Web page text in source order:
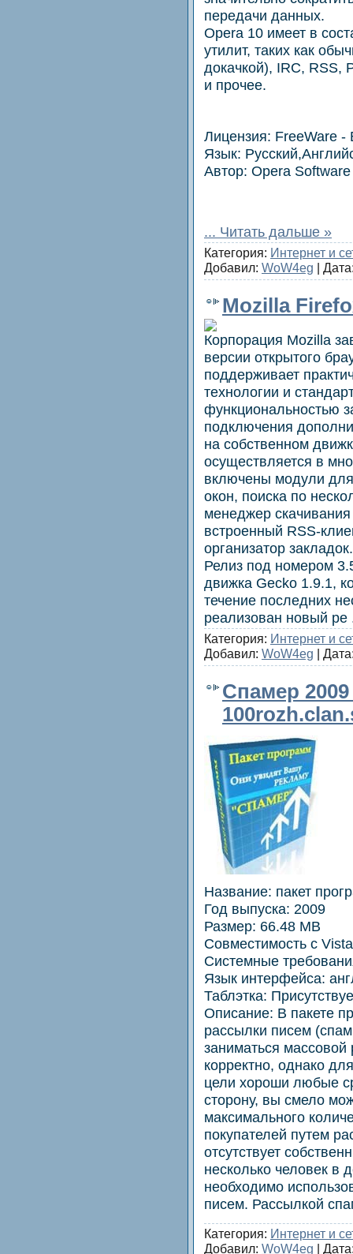
передачи данных.
Opera 10 имеет в
утилит, таких как
докачкой), IRC, RSS,
и прочее.
Лицензия: FreeWare -
Язык:
Автор: Opera Software
... Читать дальше »
Категория: Интернет и
Добавил: WoW4eg |
Mozilla
Корпорация Mozilla
версии открытого
поддерживает
технологии и
функциональностью
подключения
на собственном
осуществляется в
включены модули
окон, поиска по
менеджер
встроенный RSS-
организатор
Релиз под номером
движка Gecko 1.9.1,
течение последних
реализован новый ре
Категория: Интернет и
Добавил: WoW4eg |
Спамер
Название: пакет
Год выпуска: 2009
Размер: 66.48 MB
Совместимость с
Системные
Язык интерфейса:
Таблэтка:
Описание: В пакете
рассылки писем
заниматься
корректно, однако
цели хороши любые
сторону, вы смело
максимального
покупателей путем
отсутствует
несколько человек в
необходимо
писем. Рассылкой
Категория: Интернет и
Добавил: WoW4eg |